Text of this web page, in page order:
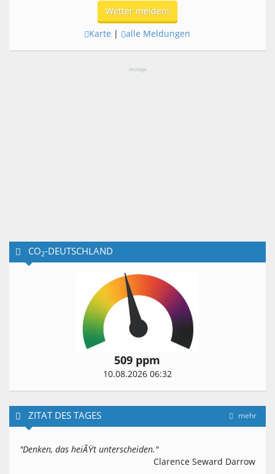
Wetter melden!
Karte | alle Meldungen
Anzeige
CO2-DEUTSCHLAND
509 ppm
10.08.2026 06:32
mehr
ZITAT DES TAGES
"Denken, das heiÃŸt unterscheiden."
Clarence Seward Darrow